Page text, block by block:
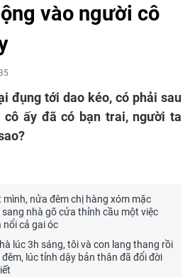
vào người cô
đụng tới dao kéo, có phải sau
ấy đã có bạn trai, người ta
nửa đêm chị hàng xóm mặc
nhà gõ cửa thỉnh cầu một việc
nổi cả gai óc
lúc 3h sáng, tôi và con lang thang rồi
lúc tỉnh dậy bản thân đã đổi đời